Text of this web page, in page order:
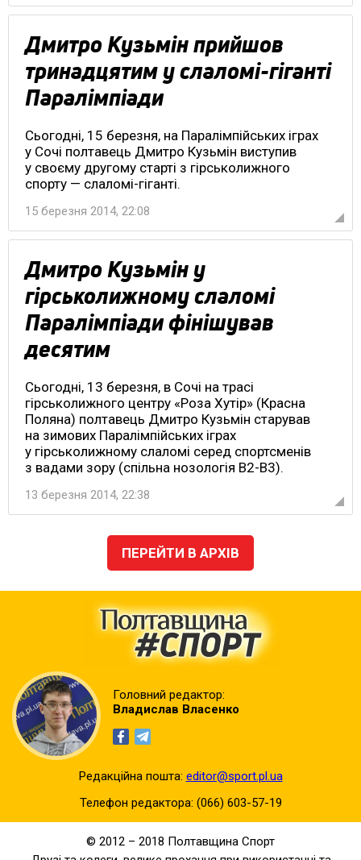
Дмитро Кузьмін прийшов
тринадцятим у слаломі-гіганті
Паралімпіади
Сьогодні, 15 березня, на Паралімпійських іграх
у Сочі полтавець Дмитро Кузьмін виступив
у своєму другому старті з гірськолижного
спорту — слаломі-гіганті.
15 березня 2014, 22:08
Дмитро Кузьмін у
гірськолижному слаломі
Паралімпіади фінішував
десятим
Сьогодні, 13 березня, в Сочі на трасі
гірськолижного центру «Роза Хутір» (Красна
Поляна) полтавець Дмитро Кузьмін старував
на зимових Паралімпійських іграх
у гірськолижному слаломі серед спортсменів
з вадами зору (спільна нозологія В2-В3).
13 березня 2014, 22:38
ПЕРЕЙТИ В АРХІВ
Головний редактор:
Владислав Власенко
Редакційна пошта: editor@sport.pl.ua
Телефон редактора: (066) 603-57-19
© 2012 – 2018 Полтавщина Спорт